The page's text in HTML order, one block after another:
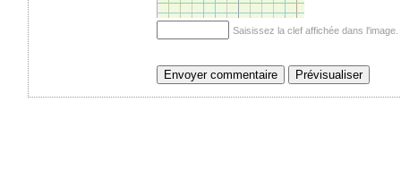
Saisissez la clef affichée dans